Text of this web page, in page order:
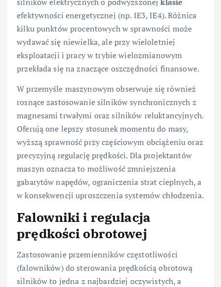
efektywności energetycznej (np. IE3, IE4). Różnica
kilku punktów procentowych w sprawności może
wydawać się niewielka, ale przy wieloletniej
eksploatacji i pracy w trybie wielozmianowym
przekłada się na znaczące oszczędności finansowe.
W przemyśle maszynowym obserwuje się również
rosnące zastosowanie silników synchronicznych z
magnesami trwałymi oraz silników reluktancyjnych.
Oferują one lepszy stosunek momentu do masy,
wyższą sprawność przy częściowym obciążeniu oraz
precyzyjną regulację prędkości. Dla projektantów
maszyn oznacza to możliwość zmniejszenia
gabarytów napędów, ograniczenia strat cieplnych, a
w konsekwencji uproszczenia systemów chłodzenia.
Falowniki i regulacja
prędkości obrotowej
Zastosowanie przemienników częstotliwości
(falowników) do sterowania prędkością obrotową
silników to jedna z najbardziej oczywistych, a